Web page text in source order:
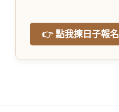
👉 點我揀日子報名